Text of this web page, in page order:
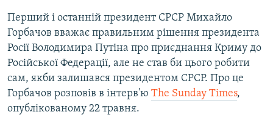
Усі сайти RFE/RL
Перший і останній президент СРСР Михайло
Горбачов вважає правильним рішення президента
Росії Володимира Путіна про приєднання Криму до
Російської Федерації, але не став би цього робити
сам, якби залишався президентом СРСР. Про це
Горбачов розповів в інтерв'ю The Sunday Times,
опублікованому 22 травня.